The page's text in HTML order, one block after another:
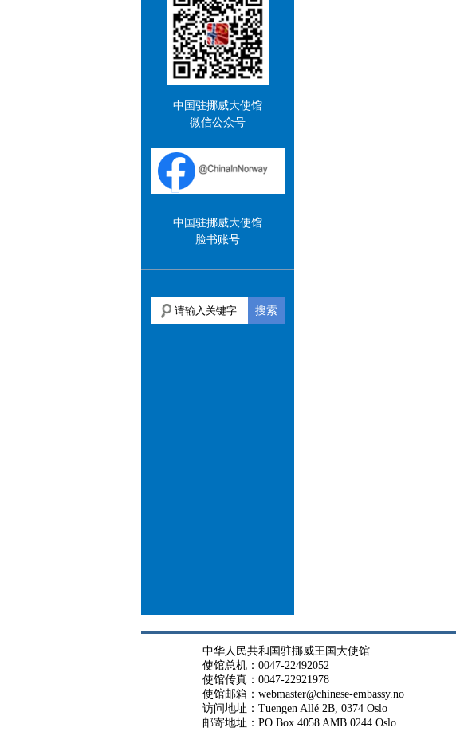
中国驻挪威大使馆
微信公众号
中国驻挪威大使馆
脸书账号
搜索
中华人民共和国驻挪威王国大使馆
使馆总机：0047-22492052
使馆传真：0047-22921978
使馆邮箱：webmaster@chinese-embassy.no
访问地址：Tuengen Allé 2B, 0374 Oslo
邮寄地址：PO Box 4058 AMB 0244 Oslo